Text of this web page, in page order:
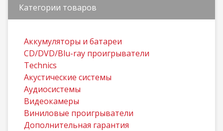
Категории товаров
Aккумуляторы и батареи
CD/DVD/Blu-ray проигрыватели
Technics
Акустические системы
Аудиосистемы
Видеокамеры
Виниловые проигрыватели
Дополнительная гарантия